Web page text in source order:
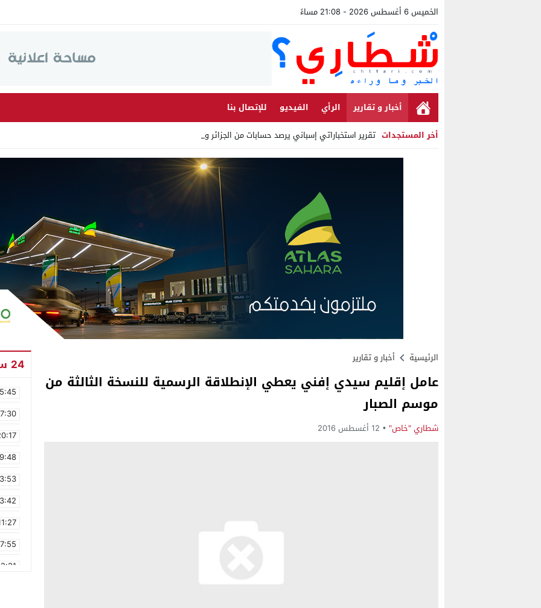
الخميس 6 أغسطس 2026 - 21:08 مساءً
أخبار و تقارير الرأي الفيديو
للإتصال بنا
أخر المستجدات تقرير استخباراتي إسباني يرصد حسابات من الجزائر وأرقاما بـ”_
Stop
الرئيسية أخبار و تقارير
عامل إقليم سيدي إفني يعطي الإنطلاقة الرسمية للنسخة الثالثة من
موسم الصبار
شطاري "خاص" 12 أغسطس 2016
24 ساعة